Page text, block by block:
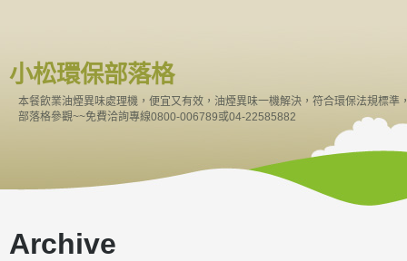
小松環保部落格
本餐飲業油煙異味處理機，便宜又有效，油煙異味一機解決，符合環保法規標
部落格參觀~~免費洽詢專線0800-006789或04-22585882
Archive